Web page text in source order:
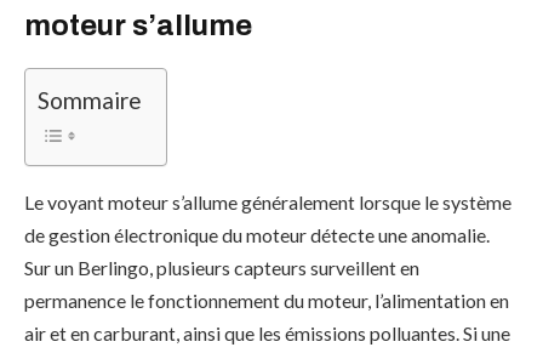
moteur s’allume
Sommaire
Le voyant moteur s’allume généralement lorsque le système
de gestion électronique du moteur détecte une anomalie.
Sur un Berlingo, plusieurs capteurs surveillent en
permanence le fonctionnement du moteur, l’alimentation en
air et en carburant, ainsi que les émissions polluantes. Si une